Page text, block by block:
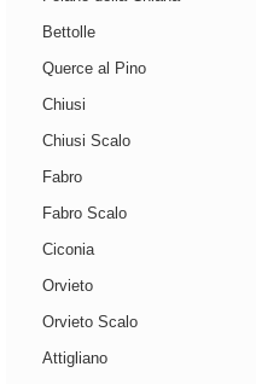
Bettolle
Querce al Pino
Chiusi
Chiusi Scalo
Fabro
Fabro Scalo
Ciconia
Orvieto
Orvieto Scalo
Attigliano